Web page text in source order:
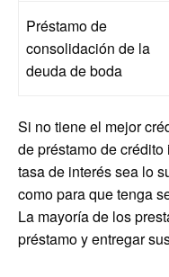
Préstamo de
consolidación de la
deuda de boda
Si no tiene el mejor
de préstamo de
tasa de interés sea lo
como para que tenga
La mayoría de los
préstamo y entregar